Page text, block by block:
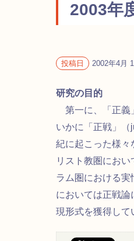
2003年
投稿日 2002年4月 1
研究の目的
第一に、「正義
いかに「正戦」（
紀に起こった様
リスト教圏にお
ラム圏における
においては正戦
現形式を獲得して